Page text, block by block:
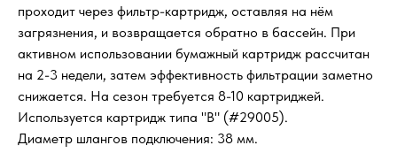
проходит через фильтр-картридж, оставляя на нём
загрязнения, и возвращается обратно в бассейн. При
активном использовании бумажный картридж рассчитан
на 2-3 недели, затем эффективность фильтрации заметно
снижается. На сезон требуется 8-10 картриджей.
Используется картридж типа "B" (#29005).
Диаметр шлангов подключения: 38 мм.